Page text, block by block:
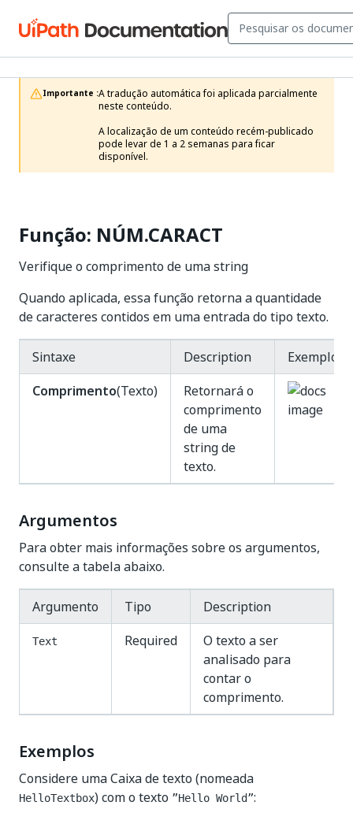
Importante :A tradução automática foi aplicada parcialmente
neste conteúdo.
A localização de um conteúdo recém-publicado
pode levar de 1 a 2 semanas para ficar
disponível.
Função: NÚM.CARACT
Verifique o comprimento de uma string
Quando aplicada, essa função retorna a quantidade
de caracteres contidos em uma entrada do tipo texto.
Sintaxe Description
Exemplo
Comprimento(Texto)
Retornará o
comprimento
de uma
string de
texto.
Argumentos
Para obter mais informações sobre os argumentos,
consulte a tabela abaixo.
Argumento Tipo Description
Text Required
O texto a ser
analisado para
contar o
comprimento.
Exemplos
Considere uma Caixa de texto (nomeada
HelloTextbox) com o texto ”Hello World”: